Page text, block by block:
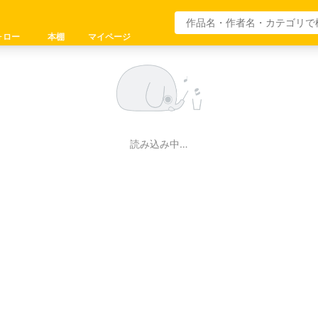
ロー 本棚 マイページ
読み込み中…